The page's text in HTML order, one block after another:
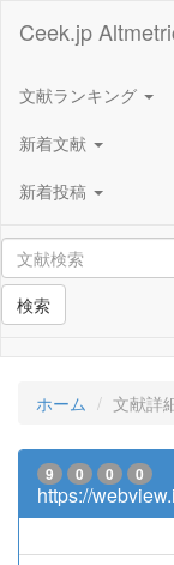
Ceek.jp
文献ランキング
新着文献
新着投稿
検索
ホーム 文献詳
9 0 0 0
https://